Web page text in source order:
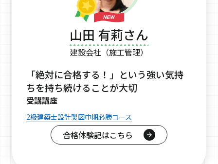
山田 有莉さん
建設会社（施工管理）
「絶対に合格する！」という強い気持
ちを持ち続けることが大切
受講講座
2級建築士設計製図中期必勝コース
合格体験記はこちら